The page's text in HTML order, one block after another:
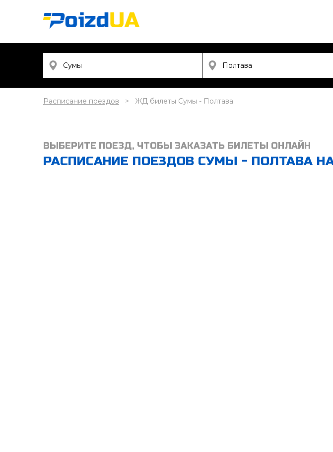
Расписание поездов ЖД билеты Сумы - Полтава
ВЫБЕРИТЕ ПОЕЗД, ЧТОБЫ ЗАКАЗАТЬ БИЛЕТЫ ОНЛАЙН
РАСПИСАНИЕ ПОЕЗДОВ СУМЫ - ПОЛТАВА НА